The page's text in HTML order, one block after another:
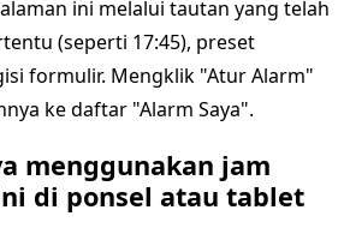
ini melalui tautan yang telah
(seperti 17:45), preset
formulir. Mengklik "Atur Alarm"
ke daftar "Alarm Saya".
menggunakan jam
di ponsel atau tablet